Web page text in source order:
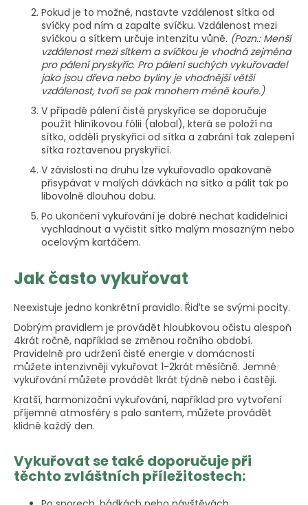
Pokud je to možné, nastavte vzdálenost sítka od
svíčky pod ním a zapalte svíčku. Vzdálenost mezi
svíčkou a sítkem určuje intenzitu vůně. (Pozn.: Menší
vzdálenost mezi sítkem a svíčkou je vhodná zejména
pro pálení pryskyřic. Pro pálení suchých vykuřovadel
jako jsou dřeva nebo byliny je vhodnější větší
vzdálenost, tvoří se pak mnohem méně kouře.)
V případě pálení čisté pryskyřice se doporučuje
použít hliníkovou fólii (alobal), která se položí na
sítko, oddělí pryskyřici od sítka a zabrání tak zalepení
sítka roztavenou pryskyřicí.
V závislosti na druhu lze vykuřovadlo opakovaně
přisypávat v malých dávkách na sítko a pálit tak po
libovolně dlouhou dobu.
Po ukončení vykuřování je dobré nechat kadidelnici
vychladnout a vyčistit sítko malým mosazným nebo
ocelovým kartáčem.
Jak často vykuřovat
Neexistuje jedno konkrétní pravidlo. Řiďte se svými pocity.
Dobrým pravidlem je provádět hloubkovou očistu alespoň
4krát ročně, například se změnou ročního období.
Pravidelně pro udržení čisté energie v domácnosti
můžete intenzivněji vykuřovat 1-2krát měsíčně. Jemné
vykuřování můžete provádět 1krát týdně nebo i častěji.
Kratší, harmonizační vykuřování, například pro vytvoření
příjemné atmosféry s palo santem, můžete provádět
klidně každý den.
Vykuřovat se také doporučuje při
těchto zvláštních příležitostech: